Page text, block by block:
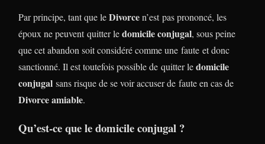
Par principe, tant que leDivorcen’est pas prononcé, les
époux ne peuvent quitter ledomicile conjugal, sous peine
que cet abandon soit considéré comme une faute et donc
sanctionné. Il est toutefois possible de quitter ledomicile
conjugal sans risque de se voir accuser de faute en cas de
Divorce amiable.
Qu’est-ce que le domicile conjugal ?